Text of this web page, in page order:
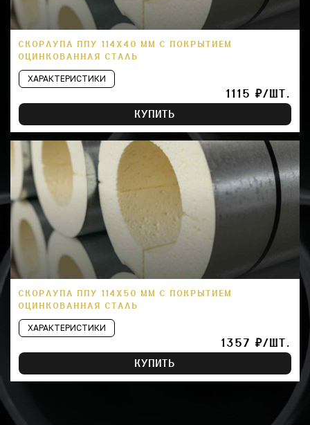
СКОРЛУПА ППУ 114Х40 ММ С ПОКРЫТИЕМ
ОЦИНКОВАННАЯ СТАЛЬ
ХАРАКТЕРИСТИКИ
1115 ₽/ШТ.
КУПИТЬ
СКОРЛУПА ППУ 114Х50 ММ С ПОКРЫТИЕМ
ОЦИНКОВАННАЯ СТАЛЬ
ХАРАКТЕРИСТИКИ
1357 ₽/ШТ.
КУПИТЬ